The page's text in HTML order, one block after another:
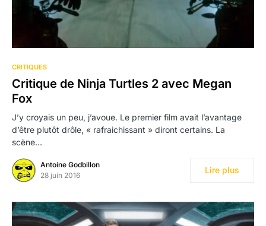
CRITIQUES
Critique de Ninja Turtles 2 avec Megan
Fox
J’y croyais un peu, j’avoue. Le premier film avait l’avantage
d’être plutôt drôle, « rafraichissant » diront certains. La
scène…
Antoine Godbillon
28 juin 2016
Lire plus